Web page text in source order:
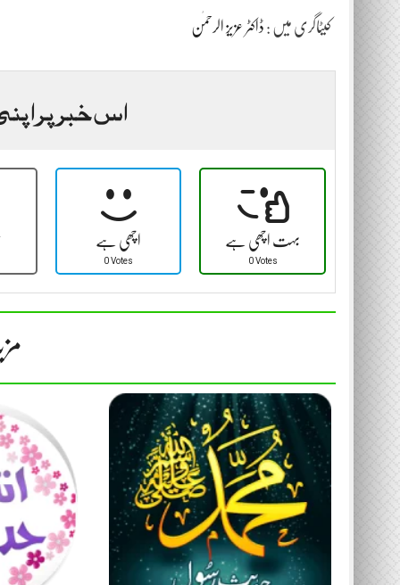
کیٹاگری میں : ڈاکٹر عزیز الرحمٰن
اس خبر پر
اچھی ہے
0 Votes
بہت اچھی ہے
0 Votes